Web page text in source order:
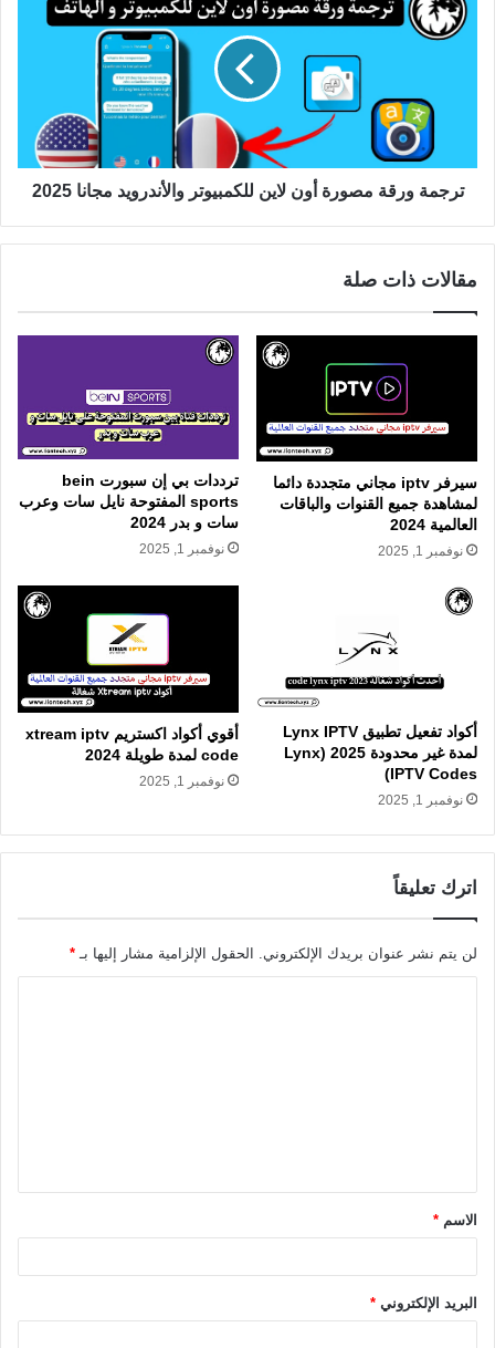
ترجمة ورقة مصورة أون لاين للكمبيوتر والأندرويد مجانا 2025
مقالات ذات صلة
سيرفر iptv مجاني متجددة دائما
لمشاهدة جميع القنوات والباقات
العالمية 2024
نوفمبر 1, 2025
ترددات بي إن سبورت bein
sports المفتوحة نايل سات وعرب
سات و بدر 2024
نوفمبر 1, 2025
أكواد تفعيل تطبيق Lynx IPTV
لمدة غير محدودة 2025 (Lynx
IPTV Codes)
نوفمبر 1, 2025
أقوي أكواد اكستريم xtream iptv
code لمدة طويلة 2024
نوفمبر 1, 2025
اترك تعليقاً
لن يتم نشر عنوان بريدك الإلكتروني. الحقول الإلزامية مشار إليها بـ *
ق
*الاسم *
البريد الإلكتروني *